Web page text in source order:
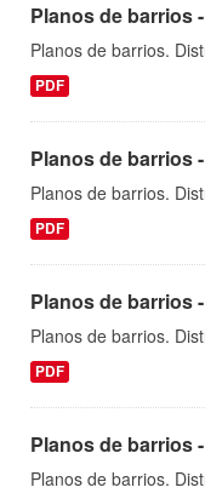
Planos de barrios
Planos de barrios.
PDF
Planos de barrios
Planos de barrios.
PDF
Planos de barrios
Planos de barrios.
PDF
Planos de barrios
Planos de barrios.